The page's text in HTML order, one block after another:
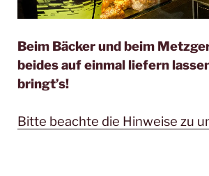
Beim Bäcker und beim
beides auf einmal liefern
bringt’s!
Bitte beachte die Hinweise zu